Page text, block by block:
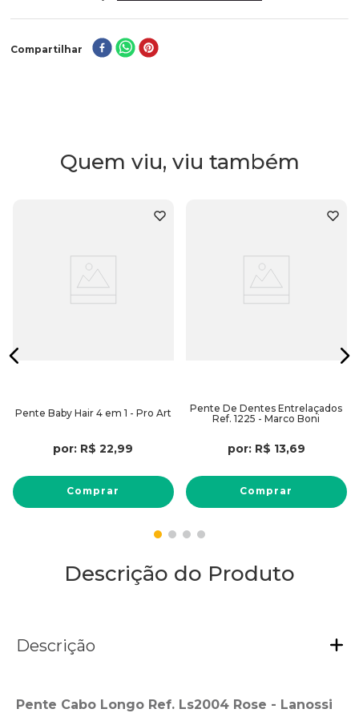
Compartilhar
Quem viu, viu também
Pente Baby Hair 4 em 1 - Pro Art
por: R$ 22,99
Comprar
Pente De Dentes Entrelaçados
Ref. 1225 - Marco Boni
por: R$ 13,69
Comprar
Descrição do Produto
Descrição
Pente Cabo Longo Ref. Ls2004 Rose - Lanossi